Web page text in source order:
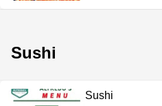
Sushi
Sushi